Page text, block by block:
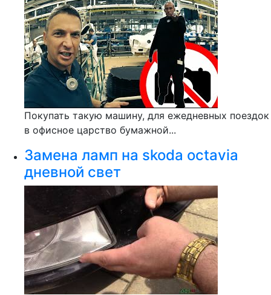
Покупать такую машину, для ежедневных поездок
в офисное царство бумажной...
Замена ламп на skoda octavia
дневной свет